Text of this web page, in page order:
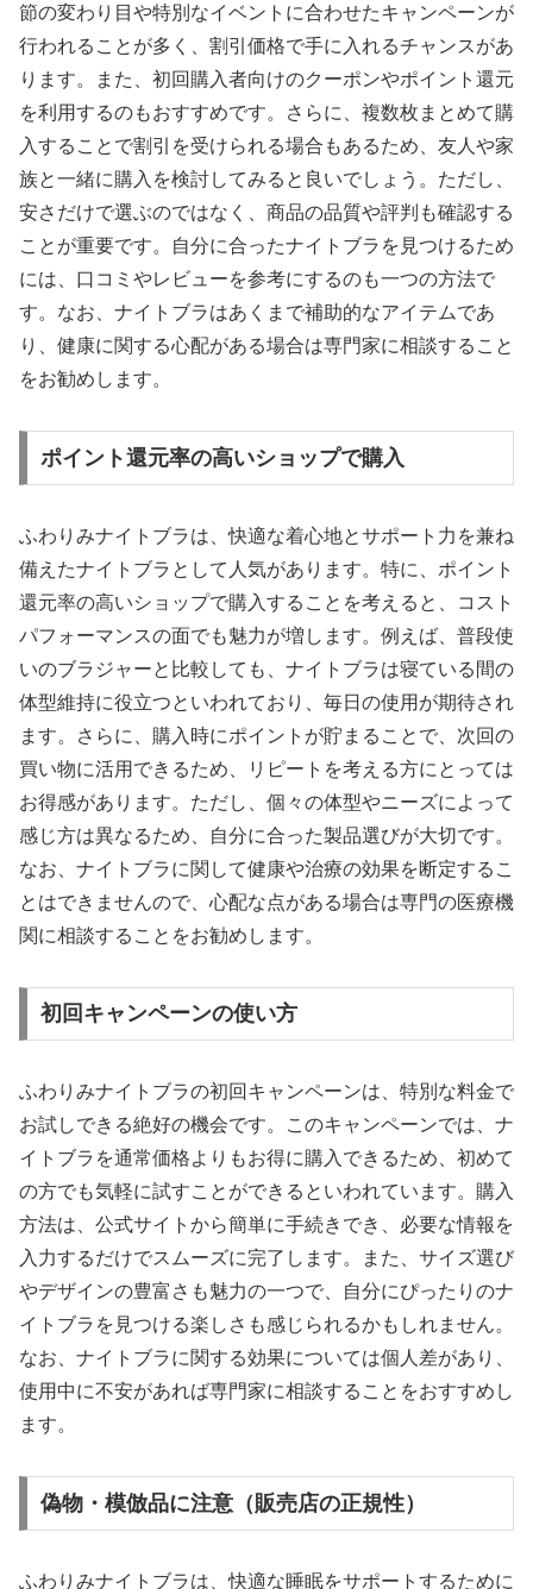
節の変わり目や特別なイベントに合わせたキャンペーンが
行われることが多く、割引価格で手に入れるチャンスがあ
ります。また、初回購入者向けのクーポンやポイント還元
を利用するのもおすすめです。さらに、複数枚まとめて購
入することで割引を受けられる場合もあるため、友人や家
族と一緒に購入を検討してみると良いでしょう。ただし、
安さだけで選ぶのではなく、商品の品質や評判も確認する
ことが重要です。自分に合ったナイトブラを見つけるため
には、口コミやレビューを参考にするのも一つの方法で
す。なお、ナイトブラはあくまで補助的なアイテムであ
り、健康に関する心配がある場合は専門家に相談すること
をお勧めします。
ポイント還元率の高いショップで購入
ふわりみナイトブラは、快適な着心地とサポート力を兼ね
備えたナイトブラとして人気があります。特に、ポイント
還元率の高いショップで購入することを考えると、コスト
パフォーマンスの面でも魅力が増します。例えば、普段使
いのブラジャーと比較しても、ナイトブラは寝ている間の
体型維持に役立つといわれており、毎日の使用が期待され
ます。さらに、購入時にポイントが貯まることで、次回の
買い物に活用できるため、リピートを考える方にとっては
お得感があります。ただし、個々の体型やニーズによって
感じ方は異なるため、自分に合った製品選びが大切です。
なお、ナイトブラに関して健康や治療の効果を断定するこ
とはできませんので、心配な点がある場合は専門の医療機
関に相談することをお勧めします。
初回キャンペーンの使い方
ふわりみナイトブラの初回キャンペーンは、特別な料金で
お試しできる絶好の機会です。このキャンペーンでは、ナ
イトブラを通常価格よりもお得に購入できるため、初めて
の方でも気軽に試すことができるといわれています。購入
方法は、公式サイトから簡単に手続きでき、必要な情報を
入力するだけでスムーズに完了します。また、サイズ選び
やデザインの豊富さも魅力の一つで、自分にぴったりのナ
イトブラを見つける楽しさも感じられるかもしれません。
なお、ナイトブラに関する効果については個人差があり、
使用中に不安があれば専門家に相談することをおすすめし
ます。
偽物・模倣品に注意（販売店の正規性）
ふわりみナイトブラは、快適な睡眠をサポートするために